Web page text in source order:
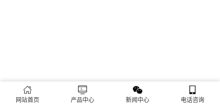
网站首页 产品中心 新闻中心 电话咨询